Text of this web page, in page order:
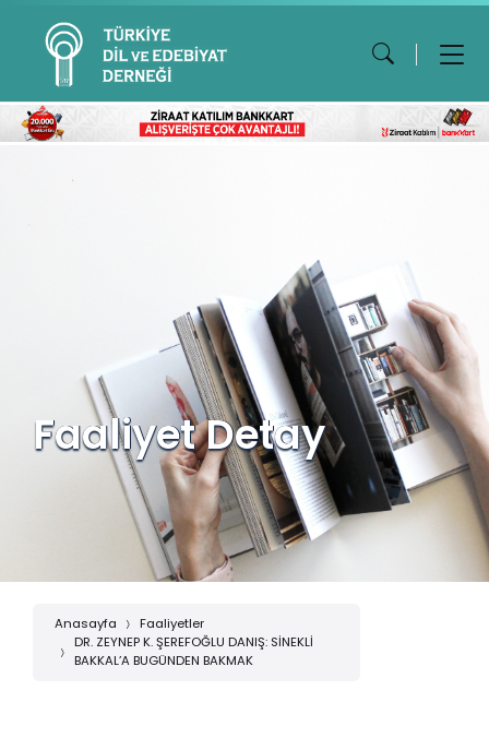
Faaliyet Detay
Anasayfa
Faaliyetler
DR. ZEYNEP K. ŞEREFOĞLU DANIŞ: SİNEKLİ
BAKKAL’A BUGÜNDEN BAKMAK